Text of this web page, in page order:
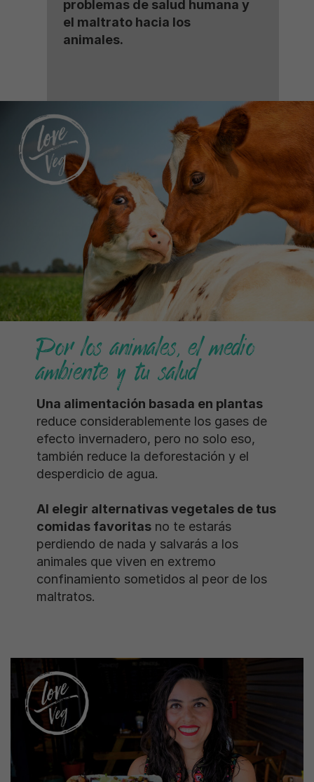
problemas de salud humana y
el maltrato hacia los
animales.
Por los animales, el medio
ambiente y tu salud
Una alimentación basada en plantas
reduce considerablemente los gases de
efecto invernadero, pero no solo eso,
también reduce la deforestación y el
desperdicio de agua.
Al elegir alternativas vegetales de tus
comidas favoritas no te estarás
perdiendo de nada y salvarás a los
animales que viven en extremo
confinamiento sometidos al peor de los
maltratos.